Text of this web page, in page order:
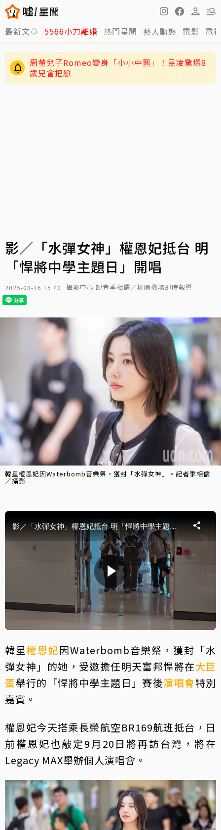
最新文章 5566小刀離婚 熱門星聞 藝人動態 電影 電
周董兒子Romeo變身「小小中醫」！昆凌驚爆8
歲兒會把脈
影／「水彈女神」權恩妃抵台 明
「悍將中學主題日」開唱
2025-08-16 15:40 攝影中心 記者季相儒／桃園機場即時報導
韓星權恩妃因Waterbomb音樂祭，獲封「水彈女神」。記者季相儒
／攝影
韓星權恩妃因Waterbomb音樂祭，獲封「水
彈女神」的她，受邀擔任明天富邦悍將在大巨
蛋舉行的「悍將中學主題日」賽後演唱會特別
嘉賓。
權恩妃今天搭乘長榮航空BR169航班抵台，日
前權恩妃也敲定9月20日將再訪台灣，將在
Legacy MAX舉辦個人演唱會。